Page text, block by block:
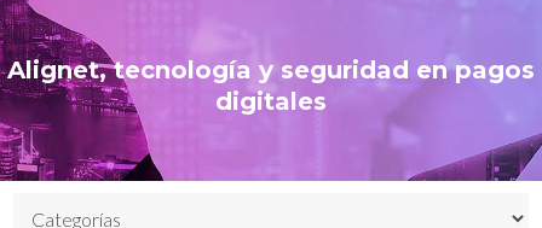
Alignet, tecnología y seguridad en pagos
digitales